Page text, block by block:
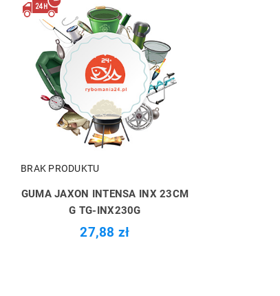
BRAK PRODUKTU
GUMA JAXON INTENSA INX 23CM
G TG-INX230G
27,88 zł